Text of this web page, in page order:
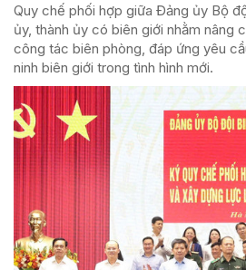
Quy chế phối hợp giữa Đảng ủy Bộ
ủy, thành ủy có biên giới nhằm nâng
công tác biên phòng, đáp ứng yêu
ninh biên giới trong tình hình mới.